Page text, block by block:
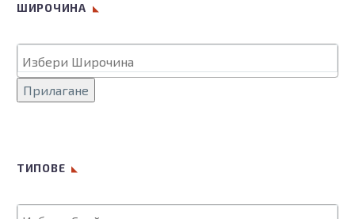
ШИРОЧИНА
Прилагане
ТИПОВЕ